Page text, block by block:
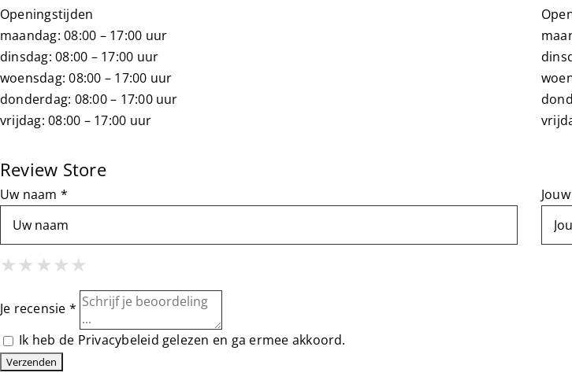
Openingstijden
maandag: 08:00 – 17:00 uur
dinsdag: 08:00 – 17:00 uur
woensdag: 08:00 – 17:00 uur
donderdag: 08:00 – 17:00 uur
vrijdag: 08:00 – 17:00 uur
Review Store
Uw naam *
★1 Star
★★2 Stars
★★ ★3 Stars
★★ ★★4 Stars
★★ ★★★5 Stars
Je recensie *
Ik heb de Privacybeleid gelezen en ga ermee akkoord.